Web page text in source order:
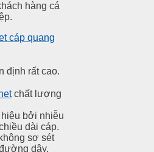
hàng cá
cáp quang
định rất cao.
chất lượng
bởi nhiễu
dài cáp.
sợ sét
dây.